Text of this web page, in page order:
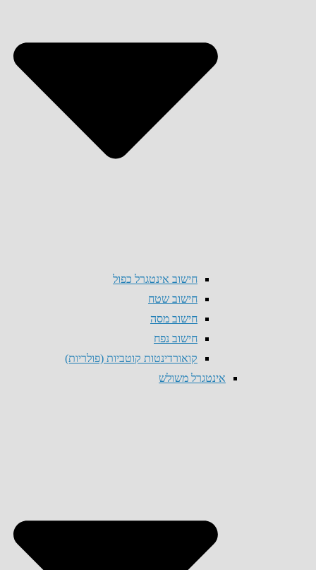
חישוב אינטגרל כפול
חישוב שטח
חישוב מסה
חישוב נפח
קואורדינטות קוטביות (פולריות)
אינטגרל משולש